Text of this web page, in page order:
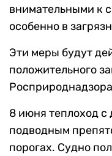
внимательными к
особенно в
Эти меры будут
положительного
8 июня теплоход с
подводным
порогах. Судно